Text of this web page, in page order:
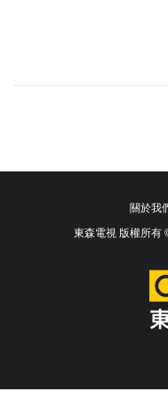
關於我
東森電視 版權所有